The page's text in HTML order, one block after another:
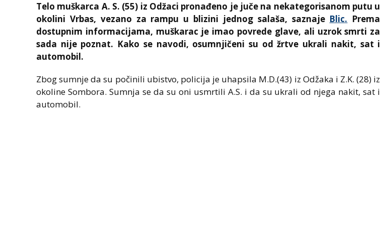
Telo muškarca A. S. (55) iz Odžaci pronađeno je juče na nekategorisanom putu u
okolini Vrbas, vezano za rampu u blizini jednog salaša, saznaje Blic. Prema
dostupnim informacijama, muškarac je imao povrede glave, ali uzrok smrti za
sada nije poznat. Kako se navodi, osumnjičeni su od žrtve ukrali nakit, sat i
automobil.
Zbog sumnje da su počinili ubistvo, policija je uhapsila M.D.(43) iz Odžaka i Z.K. (28) iz
okoline Sombora. Sumnja se da su oni usmrtili A.S. i da su ukrali od njega nakit, sat i
automobil.